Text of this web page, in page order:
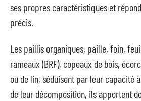
ses propres caractéristiques et
précis.
Les paillis organiques, paille, foin,
rameaux (BRF), copeaux de bois,
ou de lin, séduisent par leur capacité
de leur décomposition, ils apportent